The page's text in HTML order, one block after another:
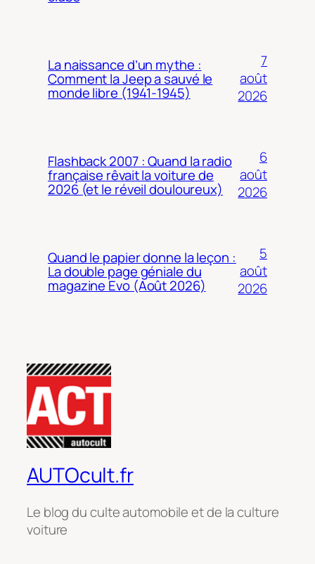
La naissance d’un mythe :
Comment la Jeep a sauvé le
monde libre (1941-1945)
7
août
2026
Flashback 2007 : Quand la radio
française rêvait la voiture de
2026 (et le réveil douloureux)
6
août
2026
Quand le papier donne la leçon :
La double page géniale du
magazine Evo (Août 2026)
5
août
2026
AUTOcult.fr
Le blog du culte automobile et de la culture
voiture